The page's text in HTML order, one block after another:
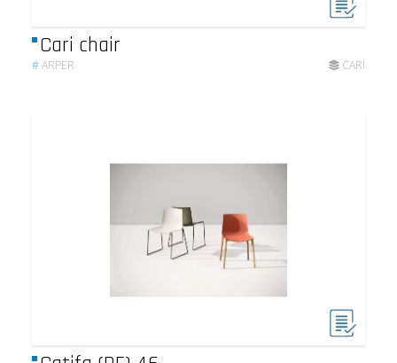
Cari chair
#ARPER CARI